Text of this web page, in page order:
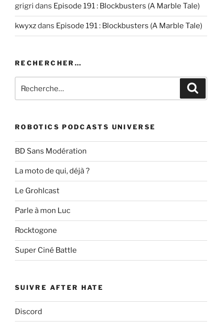
grigri dans Episode 191 : Blockbusters (A Marble Tale)
kwyxzdans Episode 191 : Blockbusters (A Marble Tale)
RECHERCHER…
pour
ROBOTICS PODCASTS UNIVERSE
BD Sans Modération
La moto de qui, déjà ?
Le Grohlcast
Parle à mon Luc
Rocktogone
Super Ciné Battle
SUIVRE AFTER HATE
Discord